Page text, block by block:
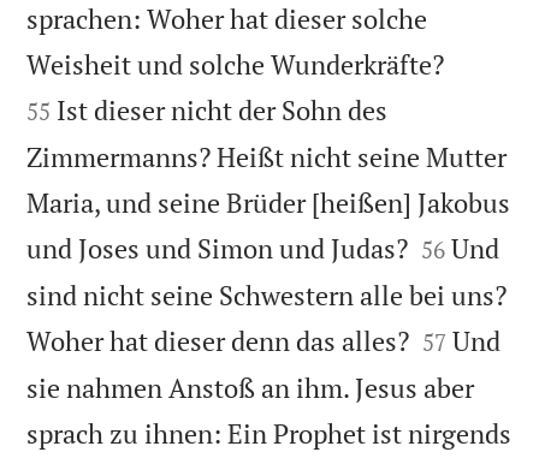
sprachen: Woher hat dieser solche
Weisheit und solche Wunderkräfte?
55 Ist dieser nicht der Sohn des
Zimmermanns? Heißt nicht seine Mutter
Maria, und seine Brüder [heißen] Jakobus
und Joses und Simon und Judas?
56 Und
sind nicht seine Schwestern alle bei uns?
Woher hat dieser denn das alles?
57 Und
sie nahmen Anstoß an ihm. Jesus aber
sprach zu ihnen: Ein Prophet ist nirgends